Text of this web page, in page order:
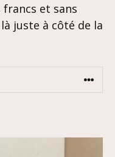
et sans
juste à côté de la